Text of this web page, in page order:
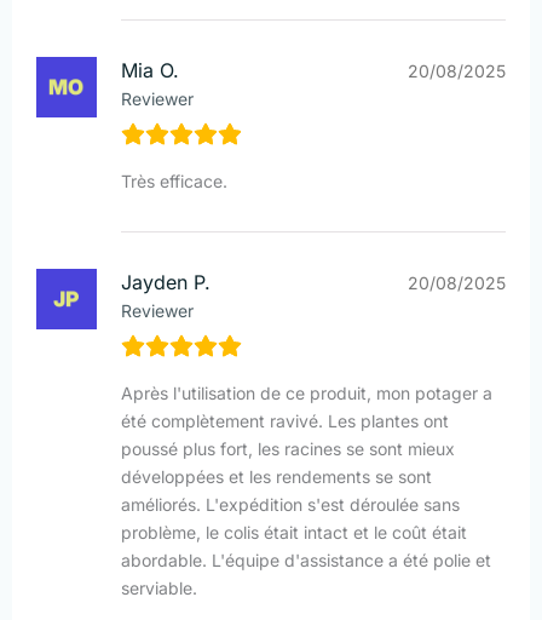
Mia O.
Reviewer
20/08/2025
Très efficace.
Jayden P.
Reviewer
20/08/2025
Après l'utilisation de ce produit, mon potager a
été complètement ravivé. Les plantes ont
poussé plus fort, les racines se sont mieux
développées et les rendements se sont
améliorés. L'expédition s'est déroulée sans
problème, le colis était intact et le coût était
abordable. L'équipe d'assistance a été polie et
serviable.